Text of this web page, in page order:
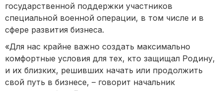
государственной поддержки участников
специальной военной операции, в том числе и в
сфере развития бизнеса.
«Для нас крайне важно создать максимально
комфортные условия для тех, кто защищал Родину,
и их близких, решивших начать или продолжить
свой путь в бизнесе, – говорит начальник